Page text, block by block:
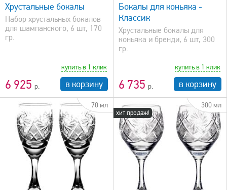
Хрустальные бокалы
Набор хрустальных бокалов
для шампанского, 6 шт, 170
гр.
6 925
купить в 1 клик
в корзину
Бокалы для коньяка -
Классик
Хрустальные бокалы для
коньяка и бренди, 6 шт, 300
гр.
6 735
купить в 1 клик
в корзину
70 мл
хит продаж!
300 мл